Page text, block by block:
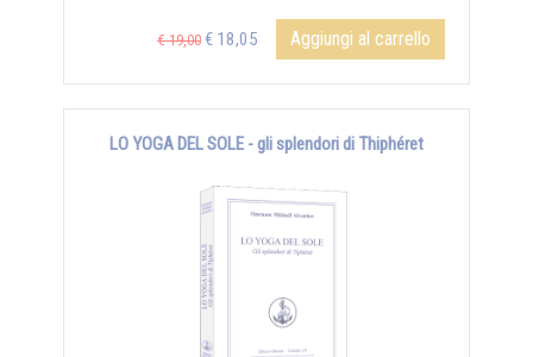
€ 19,00 € 18,05 Aggiungi al carrello
LO YOGA DEL SOLE - gli splendori di Thiphéret